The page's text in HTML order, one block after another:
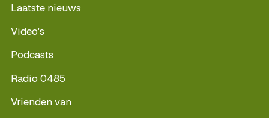
Laatste nieuws
Video's
Podcasts
Radio 0485
Vrienden van